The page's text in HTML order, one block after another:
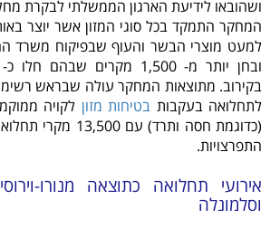
ושהובאו לידיעת הארגון הממשלתי לבקרת
המחקר התמקד בכל סוגי המזון אשר יוצר
למעט מוצרי הבשר והעוף שבפיקוח משרד
בקירוב. מתוצאות המחקר עולה שבראש
לתחלואה בעקבות בטיחות מזון לקויה
התפרצויות.
אירועי תחלואה כתוצאה מנורו-
וסלמונלה